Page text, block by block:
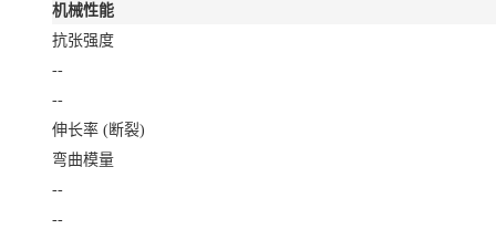
机械性能
抗张强度
--
--
伸长率 (断裂)
弯曲模量
--
--